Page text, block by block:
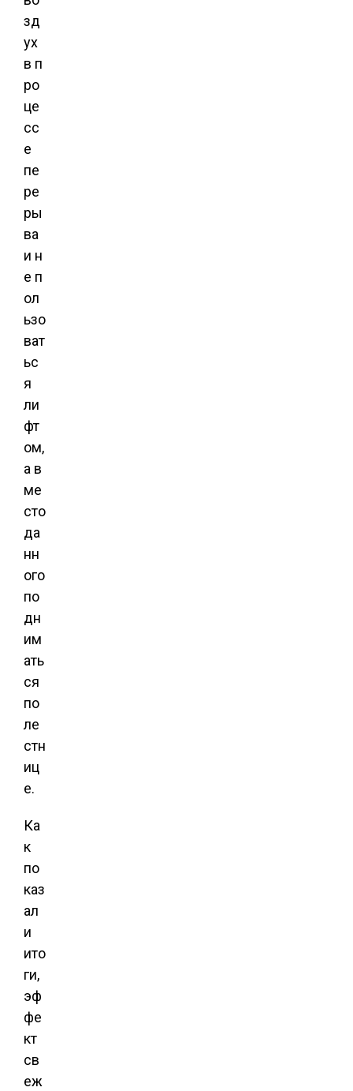
зд
ух
в п
ро
це
сс
е
пе
ре
ры
ва
и н
е п
ол
ьзо
ват
ьс
я
ли
фт
ом,
а в
ме
сто
да
нн
ого
по
дн
им
ать
ся
по
ле
стн
иц
е.
Ка
к
по
каз
ал
и
ито
ги,
эф
фе
кт
св
еж